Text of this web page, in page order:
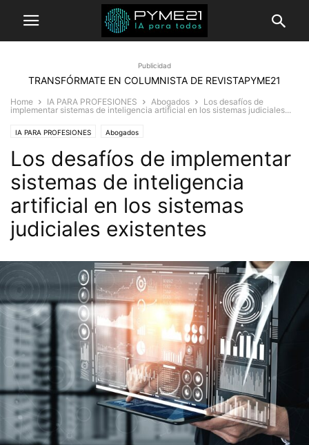
Publicidad
TRANSFÓRMATE EN COLUMNISTA DE REVISTAPYME21
Home IA PARA PROFESIONES Abogados
Los desafíos de
implementar sistemas de inteligencia artificial en los sistemas judiciales...
IA PARA PROFESIONES Abogados
Los desafíos de implementar
sistemas de inteligencia
artificial en los sistemas
judiciales existentes